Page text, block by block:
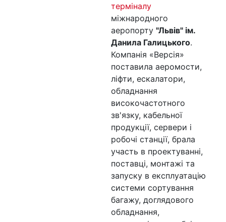
терміналу
міжнародного
аеропорту "Львів" ім.
Данила Галицького.
Компанія «Версія»
поставила аеромости,
ліфти, ескалатори,
обладнання
високочастотного
зв'язку, кабельної
продукції, сервери і
робочі станції, брала
участь в проектуванні,
поставці, монтажі та
запуску в експлуатацію
системи сортування
багажу, доглядового
обладнання,